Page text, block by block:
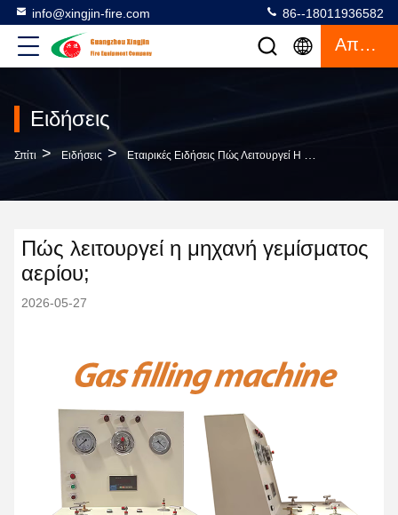
info@xingjin-fire.com 86--18011936582
Απόσπασμα
Ειδήσεις
Σπίτι > Ειδήσεις > Εταιρικές Ειδήσεις Πώς Λειτουργεί Η Μηχανή Γεμίσματος Αερίου;
Πώς λειτουργεί η μηχανή γεμίσματος
αερίου;
2026-05-27